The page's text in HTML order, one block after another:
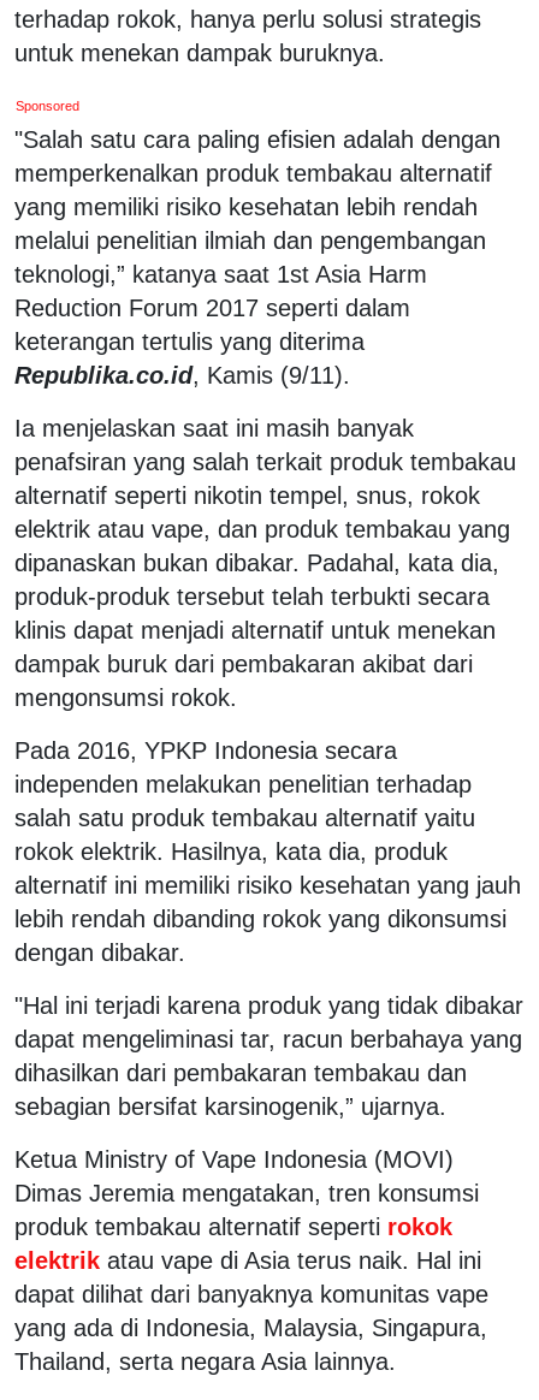
terhadap rokok, hanya perlu solusi strategis
untuk menekan dampak buruknya.
Sponsored
"Salah satu cara paling efisien adalah dengan
memperkenalkan produk tembakau alternatif
yang memiliki risiko kesehatan lebih rendah
melalui penelitian ilmiah dan pengembangan
teknologi,” katanya saat 1st Asia Harm
Reduction Forum 2017 seperti dalam
keterangan tertulis yang diterima
Republika.co.id, Kamis (9/11).
Ia menjelaskan saat ini masih banyak
penafsiran yang salah terkait produk tembakau
alternatif seperti nikotin tempel, snus, rokok
elektrik atau vape, dan produk tembakau yang
dipanaskan bukan dibakar. Padahal, kata dia,
produk-produk tersebut telah terbukti secara
klinis dapat menjadi alternatif untuk menekan
dampak buruk dari pembakaran akibat dari
mengonsumsi rokok.
Pada 2016, YPKP Indonesia secara
independen melakukan penelitian terhadap
salah satu produk tembakau alternatif yaitu
rokok elektrik. Hasilnya, kata dia, produk
alternatif ini memiliki risiko kesehatan yang jauh
lebih rendah dibanding rokok yang dikonsumsi
dengan dibakar.
"Hal ini terjadi karena produk yang tidak dibakar
dapat mengeliminasi tar, racun berbahaya yang
dihasilkan dari pembakaran tembakau dan
sebagian bersifat karsinogenik,” ujarnya.
Ketua Ministry of Vape Indonesia (MOVI)
Dimas Jeremia mengatakan, tren konsumsi
produk tembakau alternatif seperti rokok
elektrik atau vape di Asia terus naik. Hal ini
dapat dilihat dari banyaknya komunitas vape
yang ada di Indonesia, Malaysia, Singapura,
Thailand, serta negara Asia lainnya.